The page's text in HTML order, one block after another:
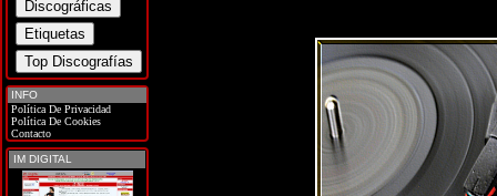
INFO
Política De Privacidad
Política De Cookies
Contacto
IM DIGITAL